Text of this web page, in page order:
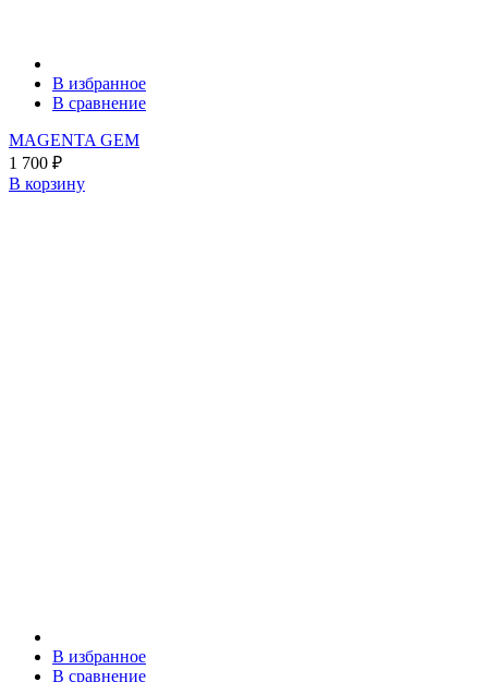
В избранное
В сравнение
MAGENTA GEM
1 700 ₽
В корзину
В избранное
В сравнение